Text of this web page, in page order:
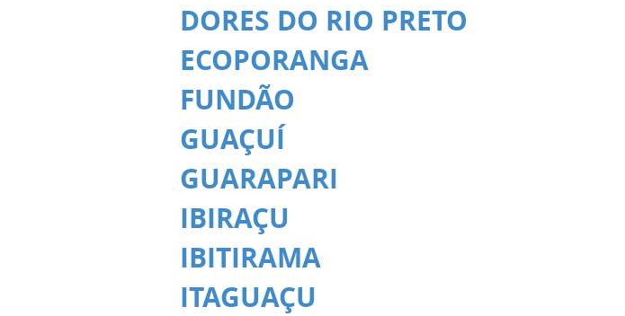
DORES DO RIO PRETO
ECOPORANGA
FUNDÃO
GUAÇUÍ
GUARAPARI
IBIRAÇU
IBITIRAMA
ITAGUAÇU